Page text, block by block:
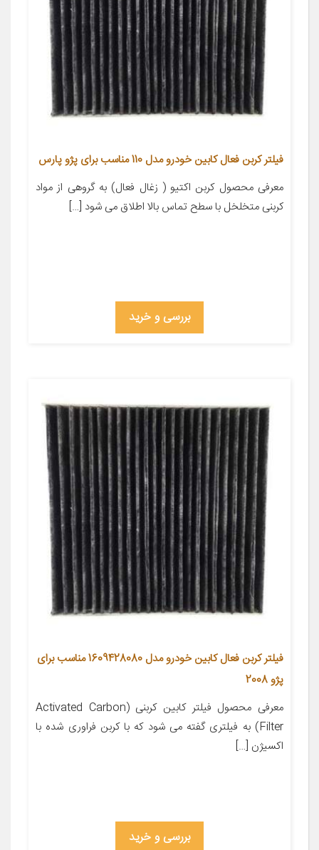
فیلتر کربن فعال کابین خودرو مدل 110 مناسب برای پژو پارس
معرفی محصول کربن اکتیو ( زغال فعال) به گروهی از مواد
کربنی متخلخل با سطح تماس بالا اطلاق می شود […]
بررسی و خرید
فیلتر کربن فعال کابین خودرو مدل 1609428080 مناسب برای
پژو 2008
معرفی محصول فیلتر کابین کربنی (Activated Carbon
Filter) به فیلتری گفته می شود که با کربن فراوری شده با
اکسیژن […]
بررسی و خرید